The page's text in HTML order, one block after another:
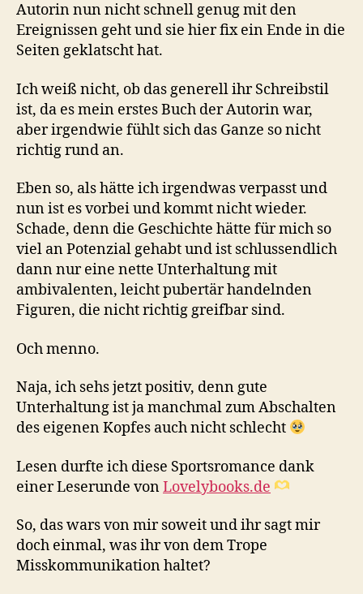
Autorin nun nicht schnell genug mit den
Ereignissen geht und sie hier fix ein Ende in die
Seiten geklatscht hat.
Ich weiß nicht, ob das generell ihr Schreibstil
ist, da es mein erstes Buch der Autorin war,
aber irgendwie fühlt sich das Ganze so nicht
richtig rund an.
Eben so, als hätte ich irgendwas verpasst und
nun ist es vorbei und kommt nicht wieder.
Schade, denn die Geschichte hätte für mich so
viel an Potenzial gehabt und ist schlussendlich
dann nur eine nette Unterhaltung mit
ambivalenten, leicht pubertär handelnden
Figuren, die nicht richtig greifbar sind.
Och menno.
Naja, ich sehs jetzt positiv, denn gute
Unterhaltung ist ja manchmal zum Abschalten
des eigenen Kopfes auch nicht schlecht
Lesen durfte ich diese Sportsromance dank
einer Leserunde vonLovelybooks.de
So, das wars von mir soweit und ihr sagt mir
doch einmal, was ihr von dem Trope
Misskommunikation haltet?